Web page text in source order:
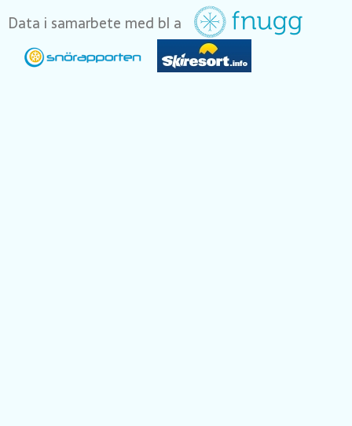
Data i samarbete med bl a